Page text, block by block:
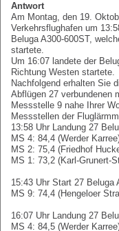
Antwort
Am Montag, den 19.
Verkehrsflughafen um
Beluga A300-600ST,
startete.
Um 16:07 landete der
Richtung Westen startete.
Nachfolgend erhalten Sie
Abflügen 27 verbundenen
Messstelle 9 nahe Ihrer
Messstellen der
13:58 Uhr Landung 27
MS 4: 84,4 (Werder
MS 2: 75,4 (Friedhof
MS 1: 73,2 (Karl-Grunert-
15:43 Uhr Start 27 Beluga
MS 9: 74,4 (Hengeloer
16:07 Uhr Landung 27
MS 4: 84,5 (Werder